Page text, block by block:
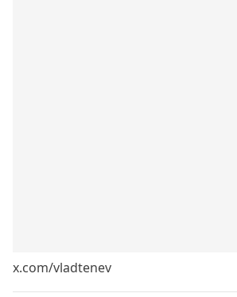
x.com/vladtenev